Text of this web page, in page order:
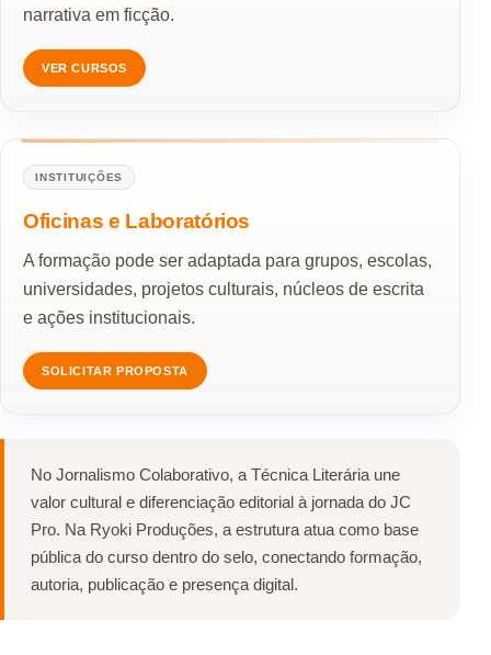
narrativa em ficção.
VER CURSOS
INSTITUIÇÕES
Oficinas e Laboratórios
A formação pode ser adaptada para grupos, escolas,
universidades, projetos culturais, núcleos de escrita
e ações institucionais.
SOLICITAR PROPOSTA
No Jornalismo Colaborativo, a Técnica Literária une
valor cultural e diferenciação editorial à jornada do JC
Pro. Na Ryoki Produções, a estrutura atua como base
pública do curso dentro do selo, conectando formação,
autoria, publicação e presença digital.